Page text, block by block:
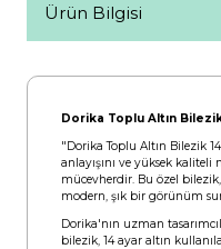
Ürün Bilgisi
Dorika Toplu Altın
"Dorika Toplu Altın Bilezik
anlayışını ve yüksek
mücevherdir. Bu özel
modern, şık bir görünüm
Dorika'nın uzman
bilezik, 14 ayar altın